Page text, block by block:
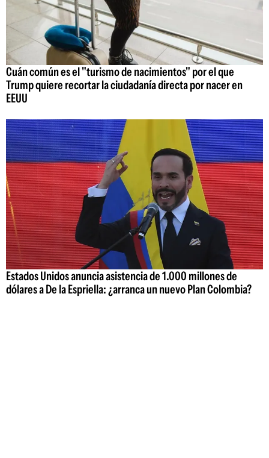
Cuán común es el "turismo de nacimientos" por el que
Trump quiere recortar la ciudadanía directa por nacer en
EEUU
Estados Unidos anuncia asistencia de 1.000 millones de
dólares a De la Espriella: ¿arranca un nuevo Plan Colombia?